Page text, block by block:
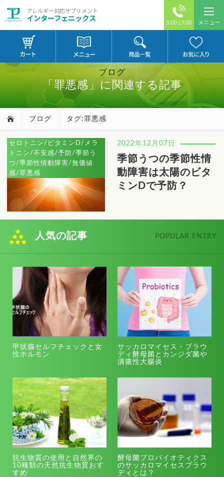
アレルギー対応サプリメント
インターフェニックス 9:00-17:00 メニュー
ブログ
「罪悪感」に関連する記事
ブログ タグ:罪悪感
セロトニン/ビタミンD/メラ
トニン/不安感/予防/季節う
つ/季節性情動障害/無価値
感/罪悪感
2022年12月07日
季節うつの季節性情
動障害は太陽のビタ
ミンDで予防？
人気の記事 POPULAR ENTRY
甲状腺セルフチェックと女
性ホルモン
サッカロマイセス・ブラウ
ディ酵母菌とカンジダ菌や
潰瘍性大腸炎
抗生物質の使用と自然界の
10種類の天然抗生物質おす
すめ
酵母菌プロバイオティクス
のサッカロマイセスブラウ
ディとは？